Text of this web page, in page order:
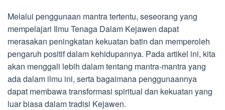
Melalui penggunaan mantra tertentu, seseorang yang
mempelajari Ilmu Tenaga Dalam Kejawen dapat
merasakan peningkatan kekuatan batin dan memperoleh
pengaruh positif dalam kehidupannya. Pada artikel ini, kita
akan menggali lebih dalam tentang mantra-mantra yang
ada dalam ilmu ini, serta bagaimana penggunaannya
dapat membawa transformasi spiritual dan kekuatan yang
luar biasa dalam tradisi Kejawen.